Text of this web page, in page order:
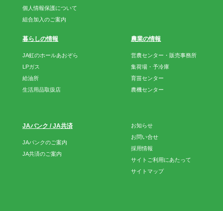
個人情報保護について
組合加入のご案内
暮らしの情報
JA虹のホールあおぞら
LPガス
給油所
生活用品取扱店
農業の情報
営農センター・販売事務所
集荷場・予冷庫
育苗センター
農機センター
JAバンク / JA共済
JAバンクのご案内
JA共済のご案内
お知らせ
お問い合せ
採用情報
サイトご利用にあたって
サイトマップ